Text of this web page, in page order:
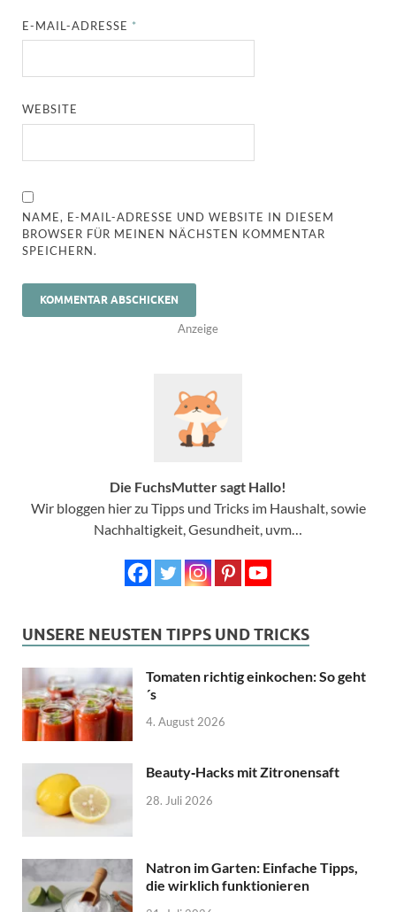
E-MAIL-ADRESSE *
WEBSITE
NAME, E-MAIL-ADRESSE UND WEBSITE IN DIESEM
BROWSER FÜR MEINEN NÄCHSTEN KOMMENTAR
SPEICHERN.
Anzeige
Die FuchsMutter sagt Hallo!
Wir bloggen hier zu Tipps und Tricks im Haushalt, sowie
Nachhaltigkeit, Gesundheit, uvm…
UNSERE NEUSTEN TIPPS UND TRICKS
Tomaten richtig einkochen: So geht
´s
4. August 2026
Beauty‑Hacks mit Zitronensaft
28. Juli 2026
Natron im Garten: Einfache Tipps,
die wirklich funktionieren